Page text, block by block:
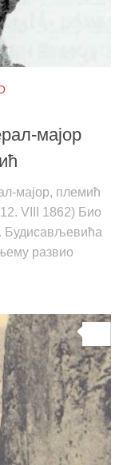
мајор
мајор, племић
VIII 1862) Био
Будисављевића
развио